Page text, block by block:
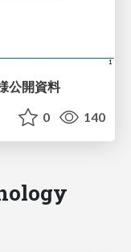
公開資料
0 140